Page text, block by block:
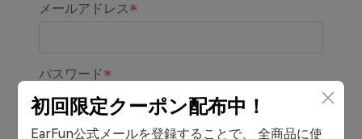
メールアドレス
パスワード
初回限定クーポン配布中！
EarFun公式メールを登録することで、 全商品に使